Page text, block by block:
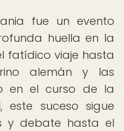
fue un evento
huella en la
fatídico viaje hasta
alemán y las
en el curso de la
este suceso sigue
y debate hasta el